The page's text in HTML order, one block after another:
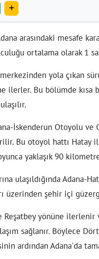
arasındaki mesafe
ortalama olarak 1
yola çıkan
ilerler. Bu bölümde kısa
İskenderun Otoyolu
Bu otoyol hattı Hatay
yaklaşık 90
ulaşıldığında Adana-
üzerinden şehir içi
Reşatbey yönüne ilerlenir
sağlanır. Böylece
ardından Adana'da